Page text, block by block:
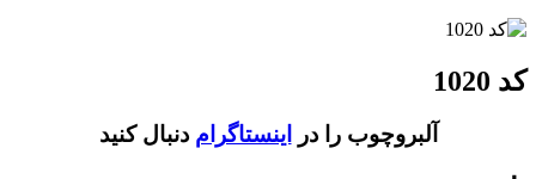
کد 1020
آلبروچوب را در اینستاگرام دنبال کنید